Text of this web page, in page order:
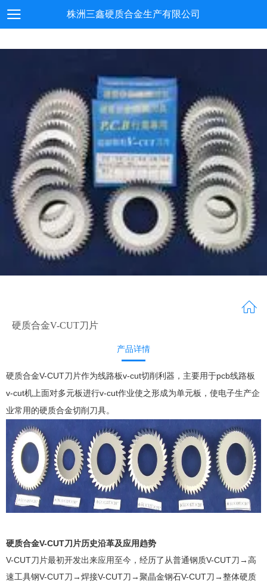
株洲三鑫硬质合金生产有限公司
硬质合金V-CUT刀片
产品详情
硬 质合金V-CUT刀片作为线路板v-cut切削利器，主要用于pcb线路板
v-cut机上面对多元板进行v-cut作业使之形成为单元板，使电子生产企
业常用的硬质合金切削刀具。
硬质合金V-CUT刀片历史沿革及应用趋势
V-CUT刀片最初开发出来应用至今，经历了从普通钢质V-CUT刀→高
速工具钢V-CUT刀→焊接V-CUT刀→聚晶金钢石V-CUT刀→整体硬质